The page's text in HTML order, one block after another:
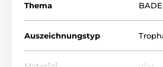
Thema
Auszeichnungstyp